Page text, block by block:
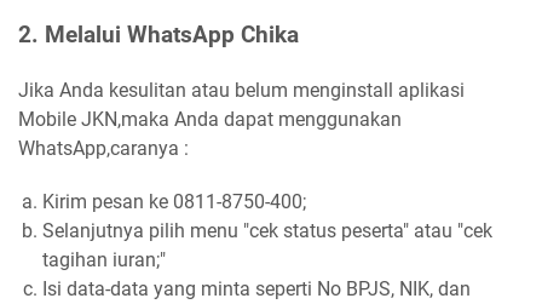
2. Melalui WhatsApp Chika
Jika Anda kesulitan atau belum menginstall aplikasi
Mobile JKN,maka Anda dapat menggunakan
WhatsApp,caranya :
Kirim pesan ke 0811-8750-400;
Selanjutnya pilih menu "cek status peserta" atau "cek
tagihan iuran;"
Isi data-data yang minta seperti No BPJS, NIK, dan